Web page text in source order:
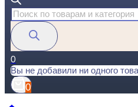
Поиск
товаров
0
Вы не добавили ни одного
0